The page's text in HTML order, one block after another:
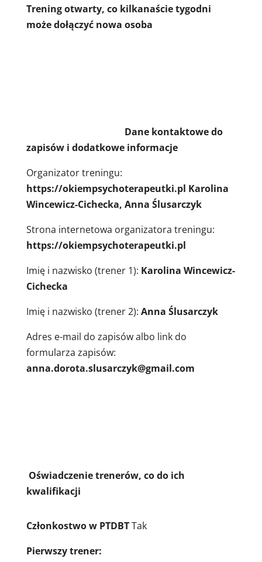
Trening otwarty, co kilkanaście tygodni
może dołączyć nowa osoba
Dane kontaktowe do
zapisów i dodatkowe informacje
Organizator treningu:
https://okiempsychoterapeutki.pl Karolina
Wincewicz-Cichecka, Anna Ślusarczyk
Strona internetowa organizatora treningu:
https://okiempsychoterapeutki.pl
Imię i nazwisko (trener 1): Karolina Wincewicz-
Cichecka
Imię i nazwisko (trener 2): Anna Ślusarczyk
Adres e-mail do zapisów albo link do
formularza zapisów:
anna.dorota.slusarczyk@gmail.com
Oświadczenie trenerów, co do ich
kwalifikacji
Członkostwo w PTDBTTak
Pierwszy trener: